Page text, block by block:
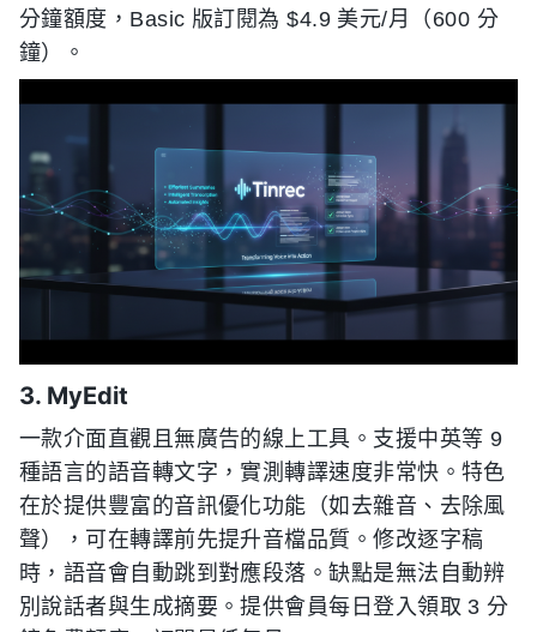
分鐘額度，Basic 版訂閱為 $4.9 美元/月（600 分
鐘）。
3. MyEdit
一款介面直觀且無廣告的線上工具。支援中英等 9
種語言的語音轉文字，實測轉譯速度非常快。特色
在於提供豐富的音訊優化功能（如去雜音、去除風
聲），可在轉譯前先提升音檔品質。修改逐字稿
時，語音會自動跳到對應段落。缺點是無法自動辨
別說話者與生成摘要。提供會員每日登入領取 3 分